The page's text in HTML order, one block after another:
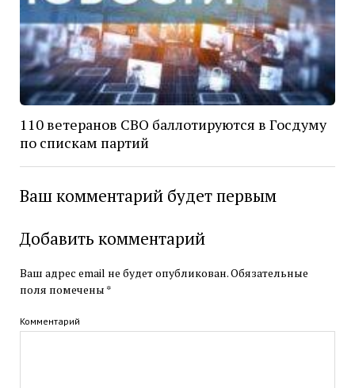
110 ветеранов СВО баллотируются в Госдуму
по спискам партий
Ваш комментарий будет первым
Добавить комментарий
Ваш адрес email не будет опубликован.Обязательные
поля помечены *
Комментарий